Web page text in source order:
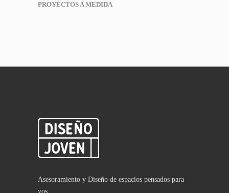
PROYECTOS A MEDIDA
Asesoramiento y Diseño de espacios pensados para
vos.